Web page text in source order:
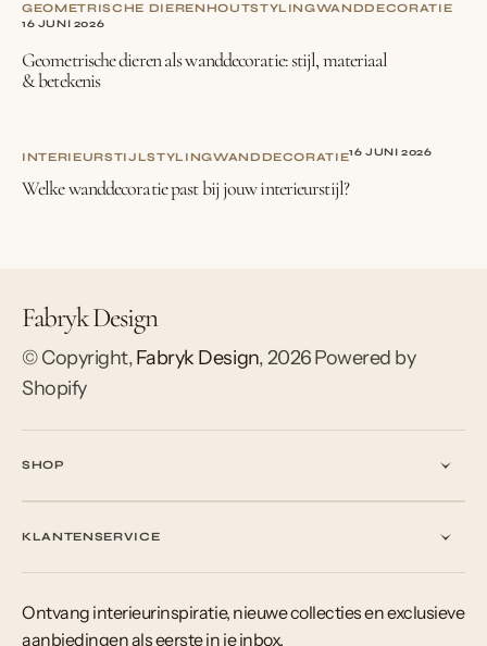
GEOMETRISCHE DIERENHOUTSTYLINGWANDDECORATIE
16 JUNI 2026
Geometrische dieren als wanddecoratie: stijl, materiaal
& betekenis
INTERIEURSTIJLSTYLINGWANDDECORATIE16 JUNI 2026
Welke wanddecoratie past bij jouw interieurstijl?
Fabryk Design
© Copyright,Fabryk Design,2026Powered by
Shopify
SHOP
KLANTENSERVICE
Ontvang interieurinspiratie, nieuwe collecties en exclusieve
aanbiedingen als eerste in je inbox.